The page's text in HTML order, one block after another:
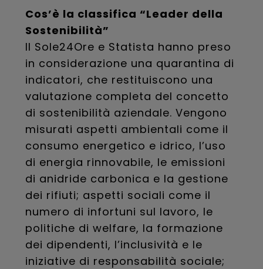
Cos’è la classifica “Leader della
Sostenibilità”
Il Sole24Ore e Statista hanno preso
in considerazione una quarantina di
indicatori, che restituiscono una
valutazione completa del concetto
di sostenibilità aziendale. Vengono
misurati aspetti ambientali come il
consumo energetico e idrico, l’uso
di energia rinnovabile, le emissioni
di anidride carbonica e la gestione
dei rifiuti; aspetti sociali come il
numero di infortuni sul lavoro, le
politiche di welfare, la formazione
dei dipendenti, l’inclusività e le
iniziative di responsabilità sociale;